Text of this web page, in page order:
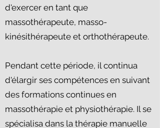
d'exercer en tant que
massothérapeute, masso-
kinésithérapeute et orthothérapeute.
Pendant cette période, il continua
d'élargir ses compétences en suivant
des formations continues en
massothérapie et physiothérapie. Il se
spécialisa dans la thérapie manuelle